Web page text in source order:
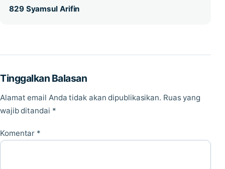
829 Syamsul Arifin
Tinggalkan Balasan
Alamat email Anda tidak akan dipublikasikan. Ruas yang
wajib ditandai *
Komentar *